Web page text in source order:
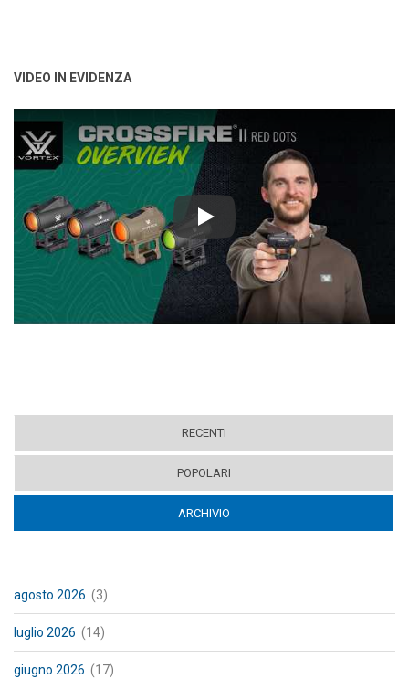
VIDEO IN EVIDENZA
Play
RECENTI
POPOLARI
ARCHIVIO
agosto 2026 (3)
luglio 2026 (14)
giugno 2026 (17)